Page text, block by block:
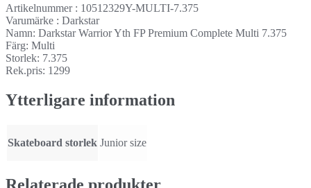
Artikelnummer : 10512329Y-MULTI-7.375
Varumärke : Darkstar
Namn: Darkstar Warrior Yth FP Premium Complete Multi 7.375
Färg: Multi
Storlek: 7.375
Rek.pris: 1299
Ytterligare information
Skateboard storlek Junior size